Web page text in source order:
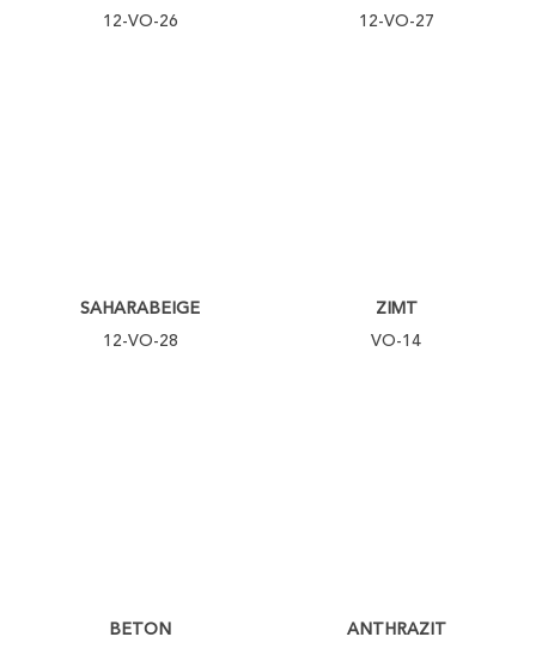
12-VO-26
12-VO-27
SAHARABEIGE
12-VO-28
ZIMT
VO-14
BETON
ANTHRAZIT